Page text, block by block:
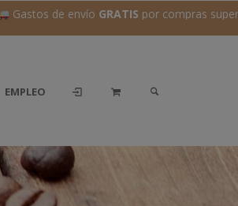
Gastos de envíoGRATISpor compras
EMPLEO